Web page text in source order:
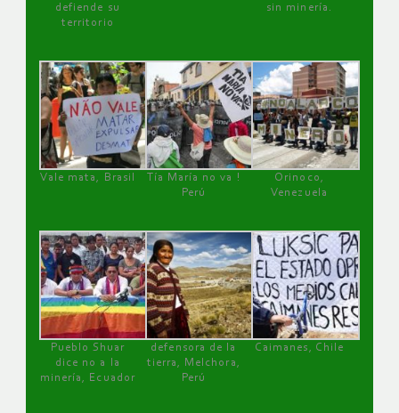
defiende su
territorio
sin minería.
Vale mata, Brasil
Tía María no va !
Perú
Orinoco,
Venezuela
Pueblo Shuar
dice no a la
minería, Ecuador
defensora de la
tierra, Melchora,
Perú
Caimanes, Chile